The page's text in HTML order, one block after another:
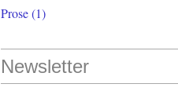
Prose(1)
Newsletter